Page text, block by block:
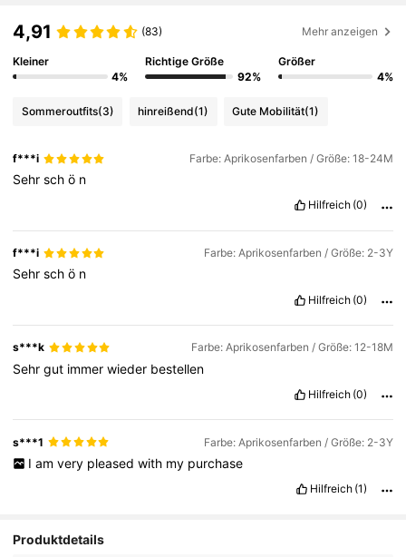
4,91 (83) Mehr anzeigen
Kleiner
4%
Richtige Größe
92%
Größer
4%
Sommeroutfits(3) hinreißend(1) Gute Mobilität(1)
f***i Farbe: Aprikosenfarben / Größe: 18-24M
Sehrschö n
Hilfreich (0)
f***i Farbe: Aprikosenfarben / Größe: 2-3Y
Sehrschö n
Hilfreich (0)
s***k Farbe: Aprikosenfarben / Größe: 12-18M
Sehrgut immerwieder bestellen
Hilfreich (0)
s***1 Farbe: Aprikosenfarben / Größe: 2-3Y
I am very pleased with my purchase
Hilfreich (1)
Produktdetails